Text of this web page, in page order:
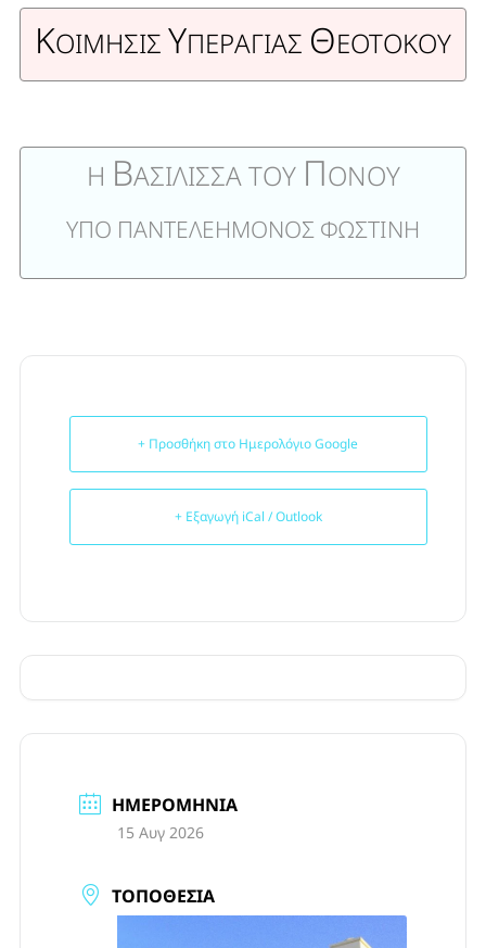
ΚΟΙΜΗΣΙΣ ΥΠΕΡΑΓΙΑΣ ΘΕΟΤΟΚΟΥ
Η ΒΑΣΙΛΙΣΣΑ ΤΟΥ ΠΟΝΟΥ
ΥΠΟ ΠΑΝΤΕΛΕΗΜΟΝΟΣ ΦΩΣΤΙΝΗ
+ Προσθήκη στο Ημερολόγιο Google
+ Εξαγωγή iCal / Outlook
ΗΜΕΡΟΜΗΝΊΑ
15 Αυγ 2026
ΤΟΠΟΘΕΣΊΑ